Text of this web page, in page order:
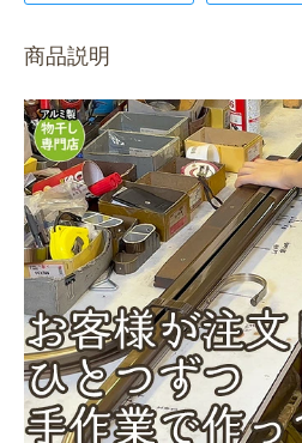
商品説明